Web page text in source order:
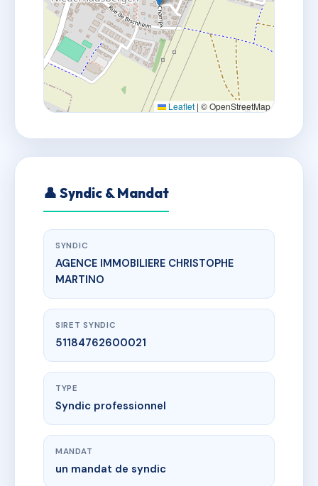
Leaflet | © OpenStreetMap
👤 Syndic & Mandat
SYNDIC
AGENCE IMMOBILIERE CHRISTOPHE
MARTINO
SIRET SYNDIC
51184762600021
TYPE
Syndic professionnel
MANDAT
un mandat de syndic